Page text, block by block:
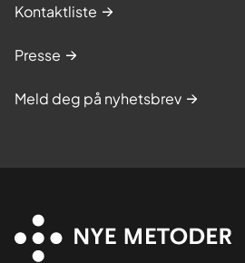
Kontaktliste
Presse
Meld deg på nyhetsbrev